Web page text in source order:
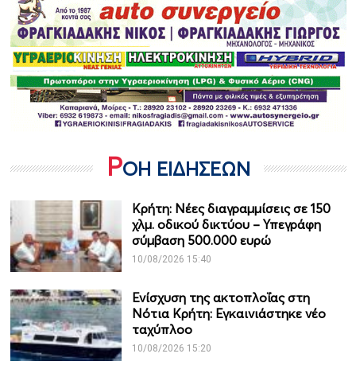
ΡΟΗ ΕΙΔΗΣΕΩΝ
Κρήτη: Νέες διαγραμμίσεις σε 150
χλμ. οδικού δικτύου – Υπεγράφη
σύμβαση 500.000 ευρώ
10/08/2026 15:40
Ενίσχυση της ακτοπλοΐας στη
Νότια Κρήτη: Εγκαινιάστηκε νέο
ταχύπλοο
10/08/2026 15:20